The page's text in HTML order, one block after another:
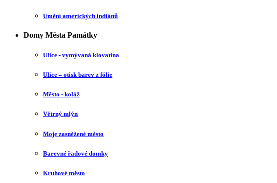
Umění amerických indiánů
Domy Města Památky
Ulice - vymývaná klovatina
Ulice – otisk barev z fólie
Město - koláž
Větrný mlýn
Moje zasněžené město
Barevné řadové domky
Kruhové město